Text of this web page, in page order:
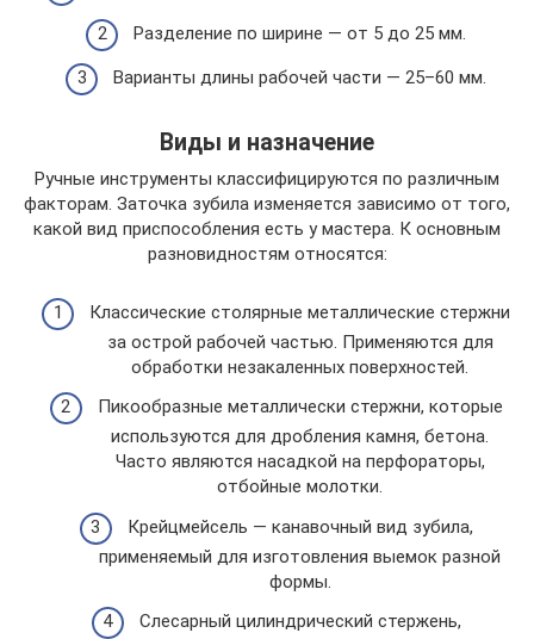
Разделение по ширине — от 5 до 25 мм.
Варианты длины рабочей части — 25–60 мм.
Виды и назначение
Ручные инструменты классифицируются по различным
факторам. Заточка зубила изменяется зависимо от того,
какой вид приспособления есть у мастера. К основным
разновидностям относятся:
Классические столярные металлические стержни
за острой рабочей частью. Применяются для
обработки незакаленных поверхностей.
Пикообразные металлически стержни, которые
используются для дробления камня, бетона.
Часто являются насадкой на перфораторы,
отбойные молотки.
Крейцмейсель — канавочный вид зубила,
применяемый для изготовления выемок разной
формы.
Слесарный цилиндрический стержень,